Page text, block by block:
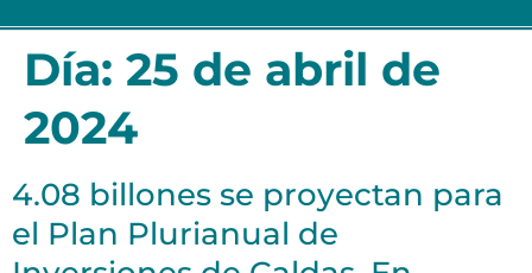
Día: 25 de abril de
2024
4.08 billones se proyectan para
el Plan Plurianual de